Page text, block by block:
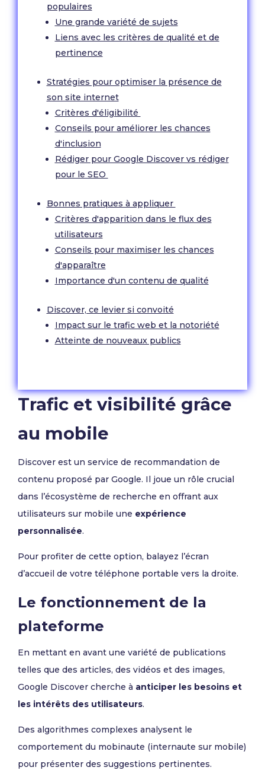
populaires
Une grande variété de sujets
Liens avec les critères de qualité et de
pertinence
Stratégies pour optimiser la présence de
son site internet
Critères d'éligibilité
Conseils pour améliorer les chances
d'inclusion
Rédiger pour Google Discover vs rédiger
pour le SEO
Bonnes pratiques à appliquer
Critères d'apparition dans le flux des
utilisateurs
Conseils pour maximiser les chances
d'apparaître
Importance d'un contenu de qualité
Discover, ce levier si convoité
Impact sur le trafic web et la notoriété
Atteinte de nouveaux publics
Trafic et visibilité grâce
au mobile
Discover est un service de recommandation de
contenu proposé par Google. Il joue un rôle crucial
dans l’écosystème de recherche en offrant aux
utilisateurs sur mobile une expérience
personnalisée.
Pour profiter de cette option, balayez l’écran
d’accueil de votre téléphone portable vers la droite.
Le fonctionnement de la
plateforme
En mettant en avant une variété de publications
telles que des articles, des vidéos et des images,
Google Discover cherche à anticiper les besoins et
les intérêts des utilisateurs.
Des algorithmes complexes analysent le
comportement du mobinaute (internaute sur mobile)
pour présenter des suggestions pertinentes.